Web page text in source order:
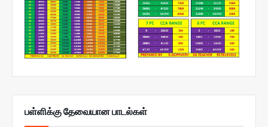
பள்ளிக்கு தேவையான பாடல்கள்